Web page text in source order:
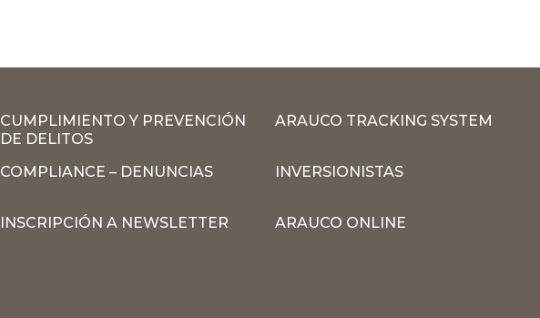
CUMPLIMIENTO Y PREVENCIÓN
DE DELITOS
ARAUCO TRACKING SYSTEM
COMPLIANCE – DENUNCIAS INVERSIONISTAS
INSCRIPCIÓN A NEWSLETTER ARAUCO ONLINE